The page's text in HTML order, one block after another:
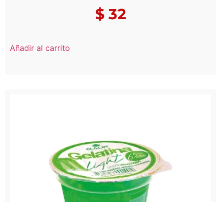
$32
Añadir al carrito